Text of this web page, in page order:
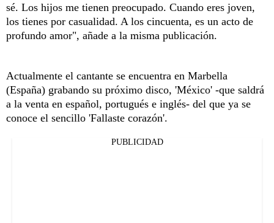
sé. Los hijos me tienen preocupado. Cuando eres joven,
los tienes por casualidad. A los cincuenta, es un acto de
profundo amor", añade a la misma publicación.
Actualmente el cantante se encuentra en Marbella
(España) grabando su próximo disco, 'México' -que saldrá
a la venta en español, portugués e inglés- del que ya se
conoce el sencillo 'Fallaste corazón'.
PUBLICIDAD